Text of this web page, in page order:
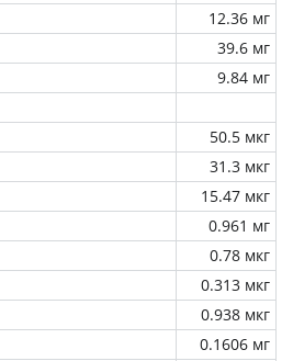
12.36 мг
39.6 мг
9.84 мг
50.5 мкг
31.3 мкг
15.47 мкг
0.961 мг
0.78 мкг
0.313 мкг
0.938 мкг
0.1606 мг